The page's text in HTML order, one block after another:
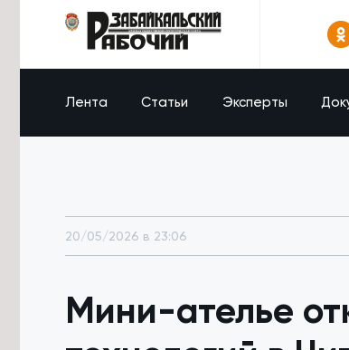
Лента Статьи Эксперты
20/05/2026 в 23:06
Мини-ателье